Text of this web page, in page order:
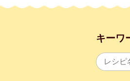
キーワ